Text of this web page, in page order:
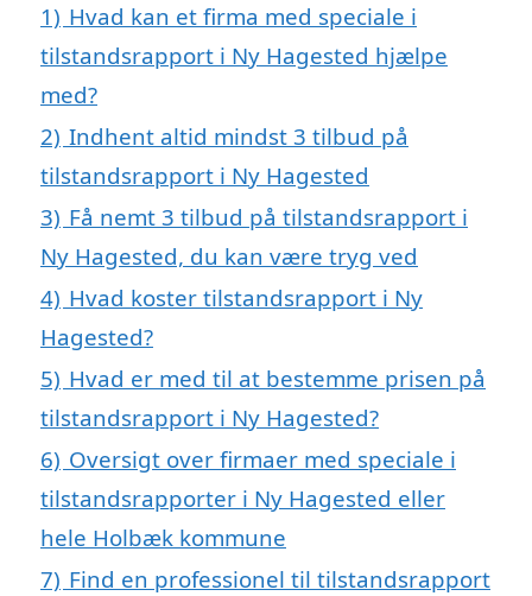
1) Hvad kan et firma med speciale i
tilstandsrapport i Ny Hagested hjælpe
med?
2) Indhent altid mindst 3 tilbud på
tilstandsrapport i Ny Hagested
3) Få nemt 3 tilbud på tilstandsrapport i
Ny Hagested, du kan være tryg ved
4) Hvad koster tilstandsrapport i Ny
Hagested?
5) Hvad er med til at bestemme prisen på
tilstandsrapport i Ny Hagested?
6) Oversigt over firmaer med speciale i
tilstandsrapporter i Ny Hagested eller
hele Holbæk kommune
7) Find en professionel til tilstandsrapport